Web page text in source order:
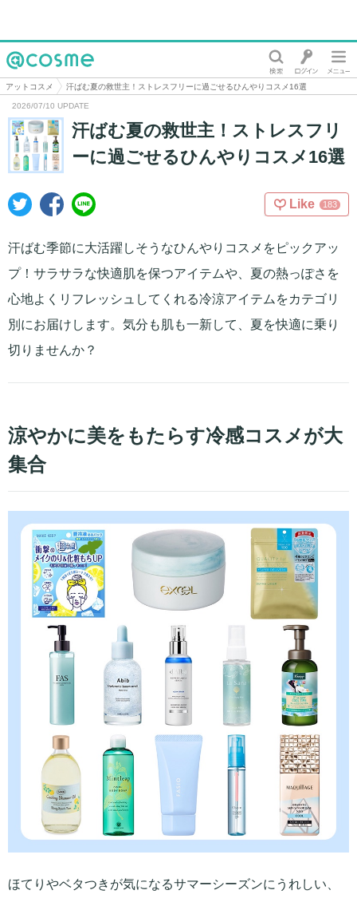
@cosme
アットコスメ 汗ばむ夏の救世主！ストレスフリーに過ごせるひんやりコスメ16選
2026/07/10 UPDATE
汗ばむ夏の救世主！ストレスフリ
ーに過ごせるひんやりコスメ16選
Like 183
汗ばむ季節に大活躍しそうなひんやりコスメをピックアッ
プ！サラサラな快適肌を保つアイテムや、夏の熱っぽさを
心地よくリフレッシュしてくれる冷涼アイテムをカテゴリ
別にお届けします。気分も肌も一新して、夏を快適に乗り
切りませんか？
涼やかに美をもたらす冷感コスメが大
集合
ほてりやベタつきが気になるサマーシーズンにうれしい、